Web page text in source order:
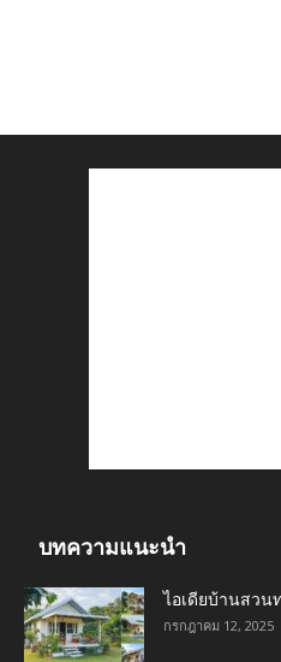
บทความแนะนำ
ไอเดียบ้านสวน
กรกฎาคม 12, 2025